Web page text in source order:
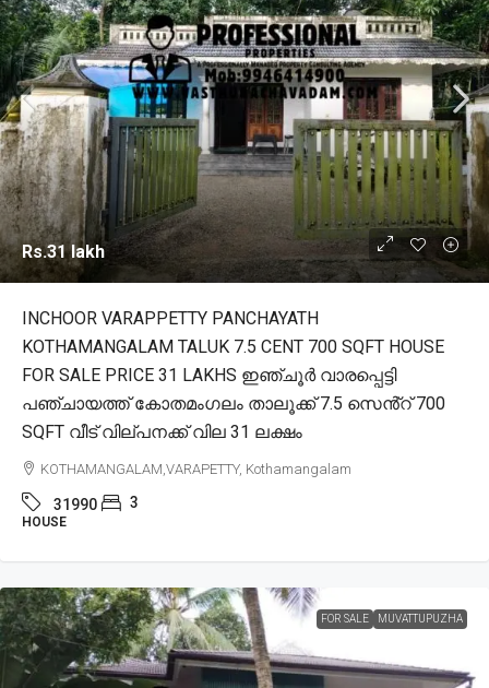
Rs.31 lakh
INCHOOR VARAPPETTY PANCHAYATH
KOTHAMANGALAM TALUK 7.5 CENT 700 SQFT HOUSE
FOR SALE PRICE 31 LAKHS ഇഞ്ചൂർ വാരപ്പെട്ടി
പഞ്ചായത്ത് കോതമംഗലം താലൂക്ക് 7.5 സെൻ്റ് 700
SQFT വീട് വില്പനക്ക് വില 31 ലക്ഷം
KOTHAMANGALAM,VARAPETTY, Kothamangalam
31990 3
HOUSE
FOR SALE MUVATTUPUZHA